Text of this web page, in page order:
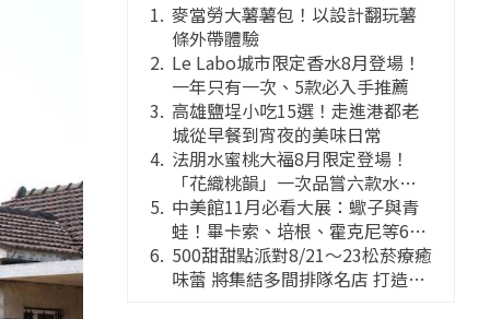
麥當勞大薯薯包！以設計翻玩薯
條外帶體驗
Le Labo城市限定香水8月登場！
一年只有一次、5款必入手推薦
高雄鹽埕小吃15選！走進港都老
城從早餐到宵夜的美味日常
法朋水蜜桃大福8月限定登場！
「花織桃韻」一次品嘗六款水蜜
桃花果大福
中美館11月必看大展：蠍子與青
蛙！畢卡索、培根、霍克尼等66
件國巨典藏亮相
500甜甜點派對8/21～23松菸療癒
味蕾 將集結多間排隊名店 打造靈